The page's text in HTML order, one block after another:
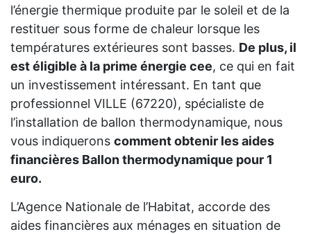
l’énergie thermique produite par le soleil et de la
restituer sous forme de chaleur lorsque les
températures extérieures sont basses. De plus, il
est éligible à la prime énergie cee, ce qui en fait
un investissement intéressant. En tant que
professionnel VILLE (67220), spécialiste de
l’installation de ballon thermodynamique, nous
vous indiquerons comment obtenir les aides
financières Ballon thermodynamique pour 1
euro.
L’Agence Nationale de l’Habitat, accorde des
aides financières aux ménages en situation de